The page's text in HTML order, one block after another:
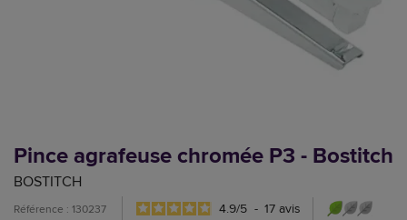
Pince agrafeuse chromée P3 - Bostitch
BOSTITCH
Référence : 130237 4.9/5 - 17 avis